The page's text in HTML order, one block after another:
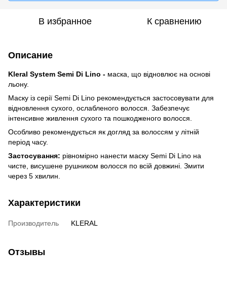
В избранное К сравнению
Описание
Kleral System Semi Di Lino - маска, що відновлює на основі
льону.
Маску із серії Semi Di Lino рекомендується застосовувати для
відновлення сухого, ослабленого волосся. Забезпечує
інтенсивне живлення сухого та пошкодженого волосся.
Особливо рекомендується як догляд за волоссям у літній
період часу.
Застосування: рівномірно нанести маску Semi Di Lino на
чисте, висушене рушником волосся по всій довжині. Змити
через 5 хвилин.
Характеристики
Производитель KLERAL
Отзывы